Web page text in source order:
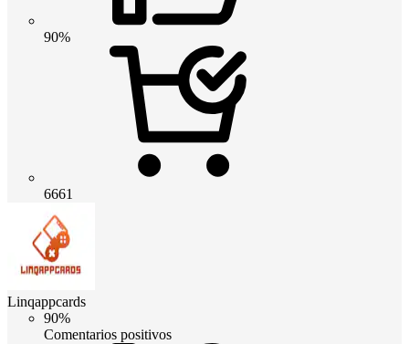
90%
6661
Linqappcards
90%
Comentarios positivos